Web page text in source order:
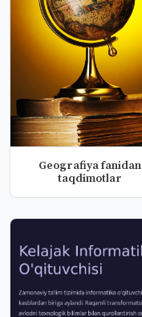
Geografiya fanidan
taqdimotlar